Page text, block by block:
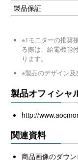
製品保証
※1モニターの推奨
る際は、給電機能
ります。
※製品のデザイン及
製品オフィシャ
http://
関連資料
商品画像のダウ